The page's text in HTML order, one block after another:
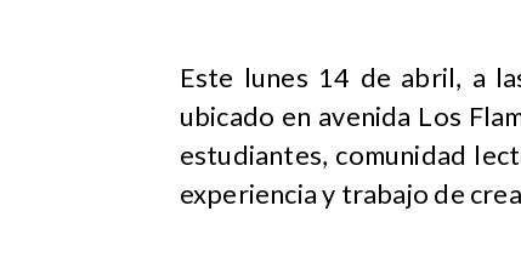
Este lunes 14 de abril, a
ubicado en avenida Los
estudiantes, comunidad
experiencia y trabajo de